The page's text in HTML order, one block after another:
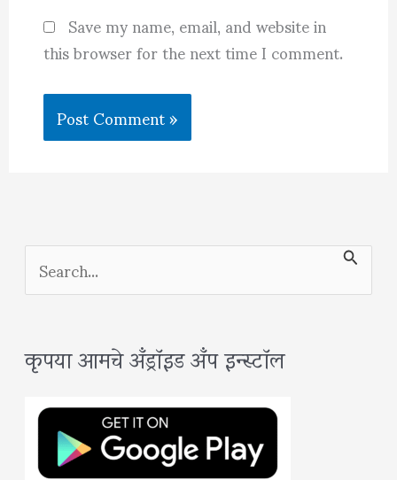
Save my name, email, and website in
this browser for the next time I comment.
S
e
r
c
कृपया आमचे अँड्रॉइड अँप इन्स्टॉल